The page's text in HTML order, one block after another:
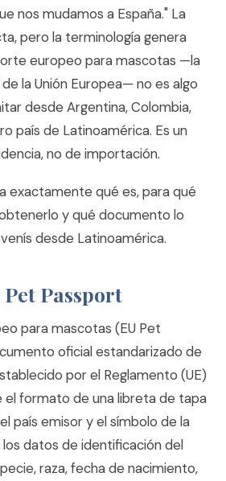
nos mudamos a España." La
pero la terminología genera
europeo para mascotas —la
la Unión Europea— no es algo
desde Argentina, Colombia,
país de Latinoamérica. Es un
no de importación.
exactamente qué es, para qué
y qué documento lo
desde Latinoamérica.
Pet Passport
para mascotas (EU Pet
oficial estandarizado de
por el Reglamento (UE)
el formato de una libreta de tapa
país emisor y el símbolo de la
datos de identificación del
raza, fecha de nacimiento,